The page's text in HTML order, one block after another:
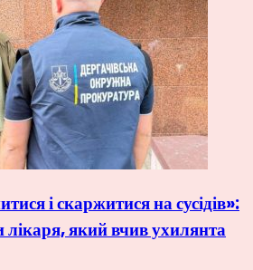
і скаржитися на сусідів»:
який вчив ухилянта